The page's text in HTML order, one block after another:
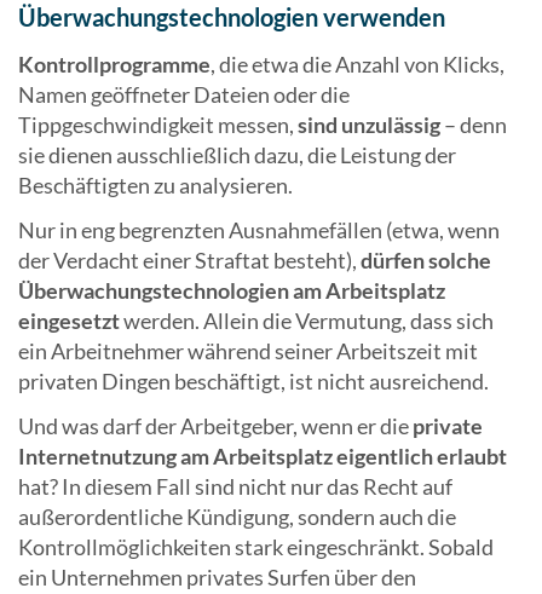
Überwachungstechnologien verwenden
Kontrollprogramme, die etwa die Anzahl von Klicks,
Namen geöffneter Dateien oder die
Tippgeschwindigkeit messen,sind unzulässig– denn
sie dienen ausschließlich dazu, die Leistung der
Beschäftigten zu analysieren.
Nur in eng begrenzten Ausnahmefällen (etwa, wenn
der Verdacht einer Straftat besteht),dürfen solche
Überwachungstechnologien am Arbeitsplatz
eingesetztwerden. Allein die Vermutung, dass sich
ein Arbeitnehmer während seiner Arbeitszeit mit
privaten Dingen beschäftigt, ist nicht ausreichend.
Und was darf der Arbeitgeber, wenn er dieprivate
Internetnutzung am Arbeitsplatz eigentlich erlaubt
hat? In diesem Fall sind nicht nur das Recht auf
außerordentliche Kündigung, sondern auch die
Kontrollmöglichkeiten stark eingeschränkt. Sobald
ein Unternehmen privates Surfen über den